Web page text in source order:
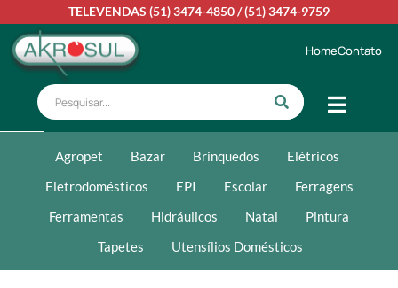
TELEVENDAS (51) 3474-4850/(51) 3474-9759
HomeContato
Agropet Bazar Brinquedos
Elétricos
Eletrodomésticos
EPI Escolar
Ferragens
Ferramentas
Hidráulicos Natal
Pintura
Tapetes
Utensílios Domésticos